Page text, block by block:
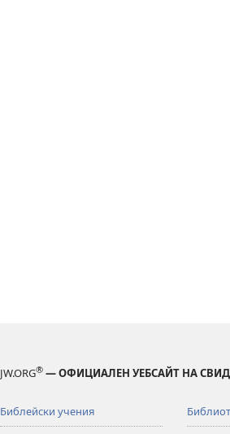
JW.ORG® — ОФИЦИАЛЕН УЕБСАЙТ НА
Библейски учения